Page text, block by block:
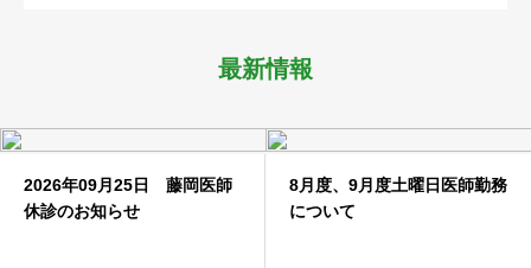
最新情報
2026年09月25日 藤岡医師
休診のお知らせ
8月度、9月度土曜日医師勤務
について